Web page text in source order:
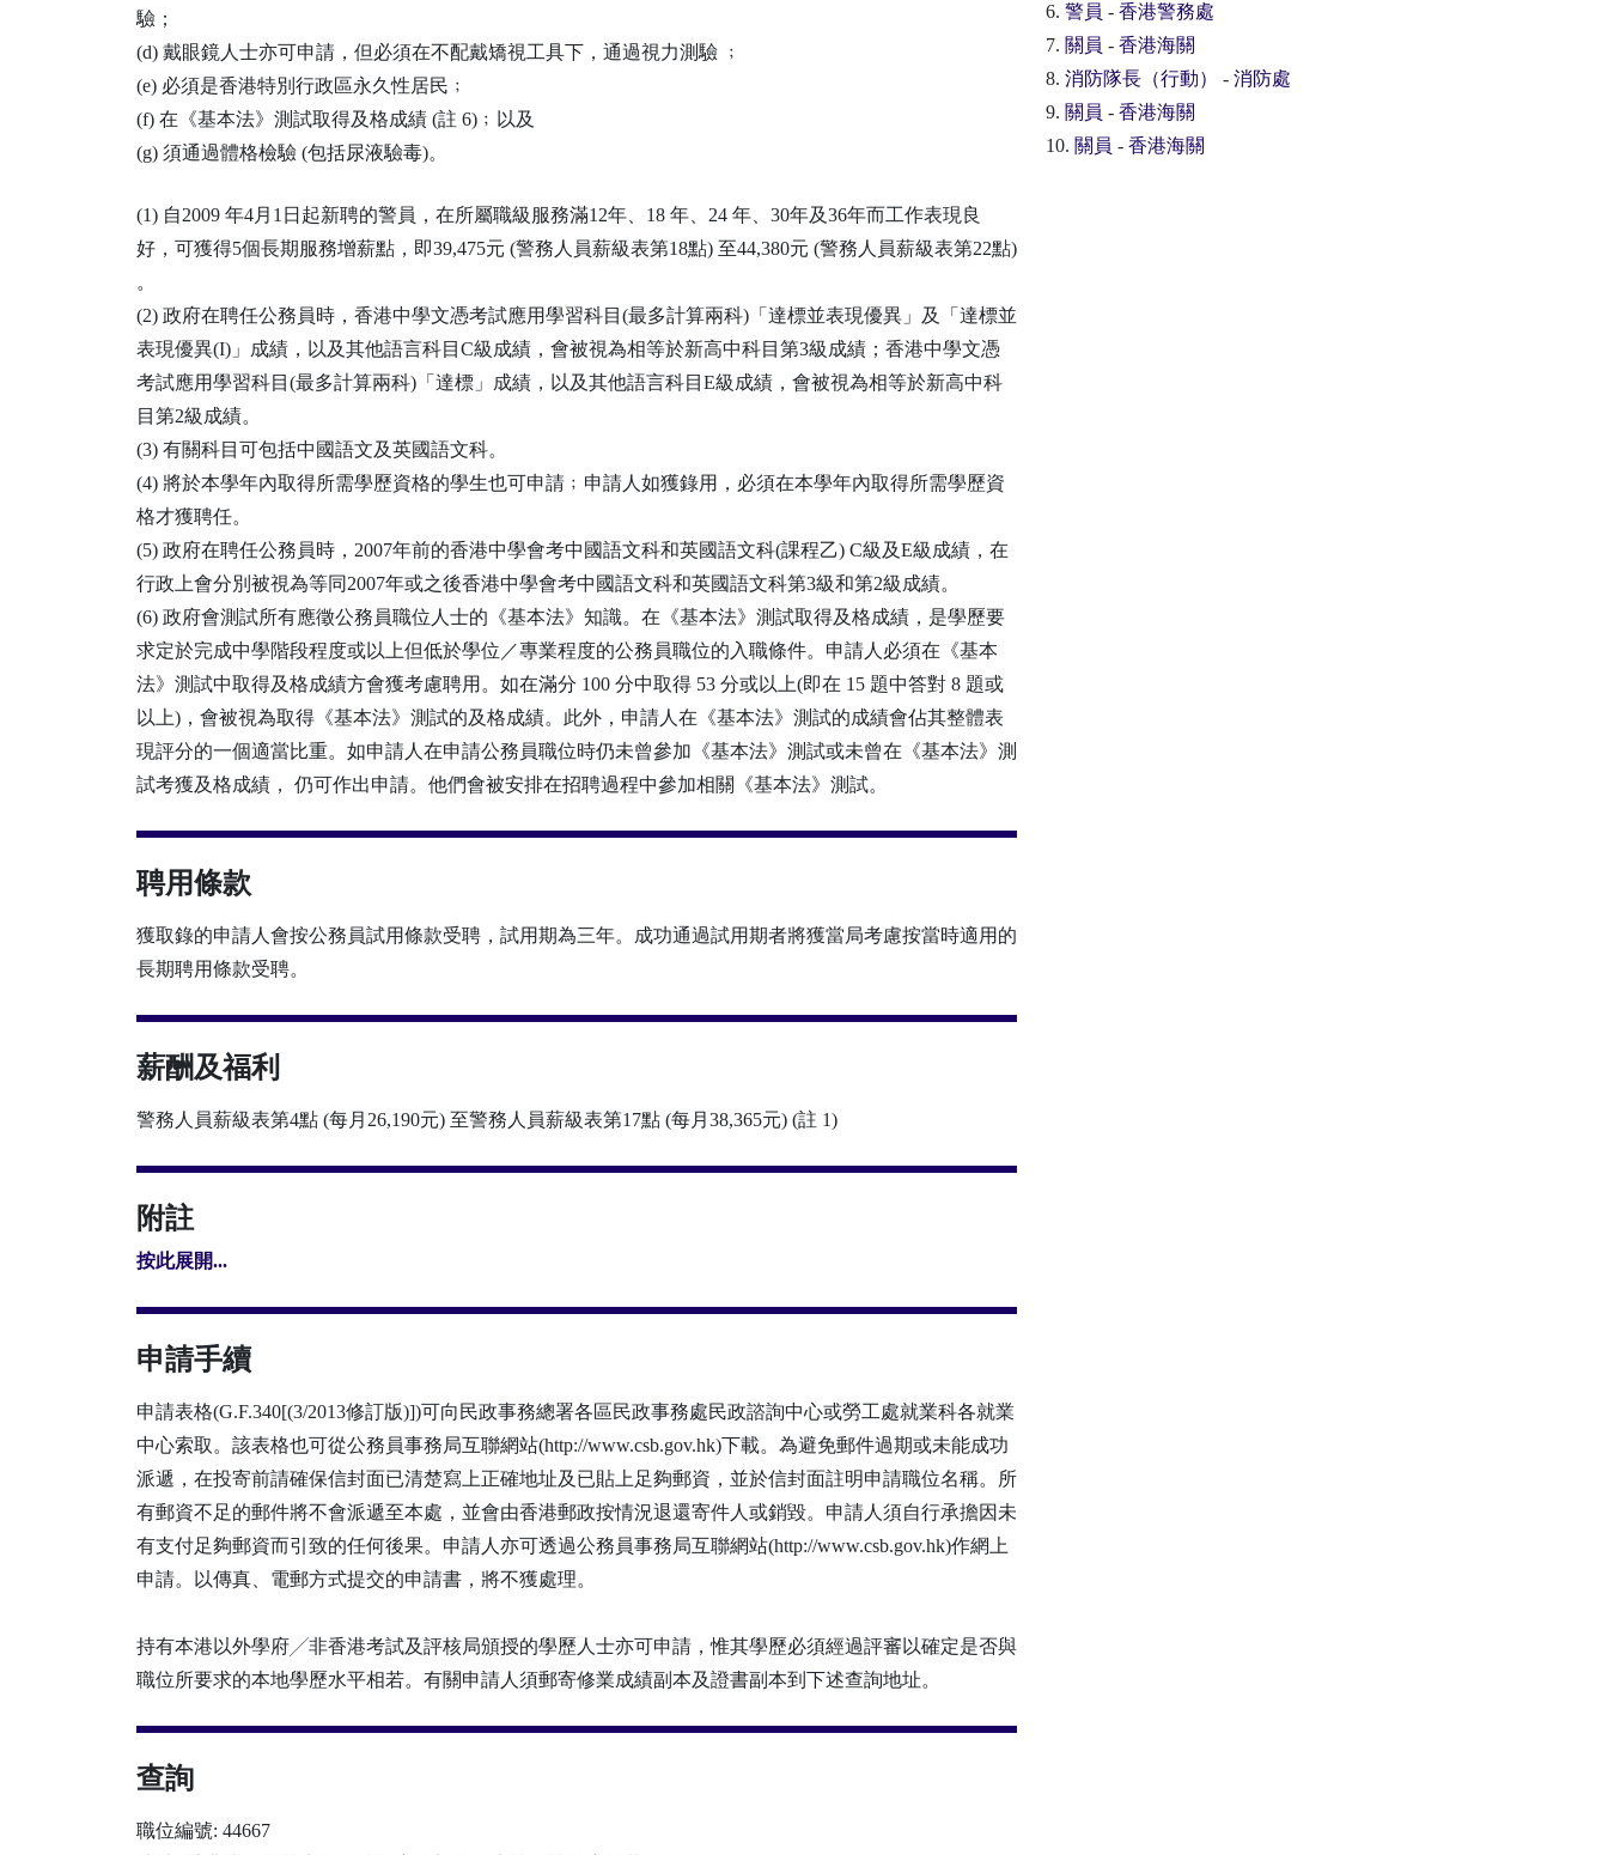
驗；
(d) 戴眼鏡人士亦可申請，但必須在不配戴矯視工具下，通過視力測驗 ﹔
(e) 必須是香港特別行政區永久性居民﹔
(f) 在《基本法》測試取得及格成績 (註 6)﹔以及
(g) 須通過體格檢驗 (包括尿液驗毒)。
(1) 自2009 年4月1日起新聘的警員，在所屬職級服務滿12年、18 年、24 年、30年及36年而工作表現良
好，可獲得5個長期服務增薪點，即39,475元 (警務人員薪級表第18點) 至44,380元 (警務人員薪級表第22點)
。
(2) 政府在聘任公務員時，香港中學文憑考試應用學習科目(最多計算兩科)「達標並表現優異」及「達標並
表現優異(I)」成績，以及其他語言科目C級成績，會被視為相等於新高中科目第3級成績；香港中學文憑
考試應用學習科目(最多計算兩科)「達標」成績，以及其他語言科目E級成績，會被視為相等於新高中科
目第2級成績。
(3) 有關科目可包括中國語文及英國語文科。
(4) 將於本學年內取得所需學歷資格的學生也可申請﹔申請人如獲錄用，必須在本學年內取得所需學歷資
格才獲聘任。
(5) 政府在聘任公務員時，2007年前的香港中學會考中國語文科和英國語文科(課程乙) C級及E級成績，在
行政上會分別被視為等同2007年或之後香港中學會考中國語文科和英國語文科第3級和第2級成績。
(6) 政府會測試所有應徵公務員職位人士的《基本法》知識。在《基本法》測試取得及格成績，是學歷要
求定於完成中學階段程度或以上但低於學位／專業程度的公務員職位的入職條件。申請人必須在《基本
法》測試中取得及格成績方會獲考慮聘用。如在滿分 100 分中取得 53 分或以上(即在 15 題中答對 8 題或
以上)，會被視為取得《基本法》測試的及格成績。此外，申請人在《基本法》測試的成績會佔其整體表
現評分的一個適當比重。如申請人在申請公務員職位時仍未曾參加《基本法》測試或未曾在《基本法》測
試考獲及格成績， 仍可作出申請。他們會被安排在招聘過程中參加相關《基本法》測試。
聘用條款
獲取錄的申請人會按公務員試用條款受聘，試用期為三年。成功通過試用期者將獲當局考慮按當時適用的
長期聘用條款受聘。
薪酬及福利
警務人員薪級表第4點 (每月26,190元) 至警務人員薪級表第17點 (每月38,365元) (註 1)
附註
按此展開...
申請手續
申請表格(G.F.340[(3/2013修訂版)])可向民政事務總署各區民政事務處民政諮詢中心或勞工處就業科各就業
中心索取。該表格也可從公務員事務局互聯網站(http://www.csb.gov.hk)下載。為避免郵件過期或未能成功
派遞，在投寄前請確保信封面已清楚寫上正確地址及已貼上足夠郵資，並於信封面註明申請職位名稱。所
有郵資不足的郵件將不會派遞至本處，並會由香港郵政按情況退還寄件人或銷毀。申請人須自行承擔因未
有支付足夠郵資而引致的任何後果。申請人亦可透過公務員事務局互聯網站(http://www.csb.gov.hk)作網上
申請。以傳真、電郵方式提交的申請書，將不獲處理。
持有本港以外學府╱非香港考試及評核局頒授的學歷人士亦可申請，惟其學歷必須經過評審以確定是否與
職位所要求的本地學歷水平相若。有關申請人須郵寄修業成績副本及證書副本到下述查詢地址。
查詢
職位編號: 44667
6. 警員 - 香港警務處
7. 關員 - 香港海關
8. 消防隊長（行動） - 消防處
9. 關員 - 香港海關
10. 關員 - 香港海關